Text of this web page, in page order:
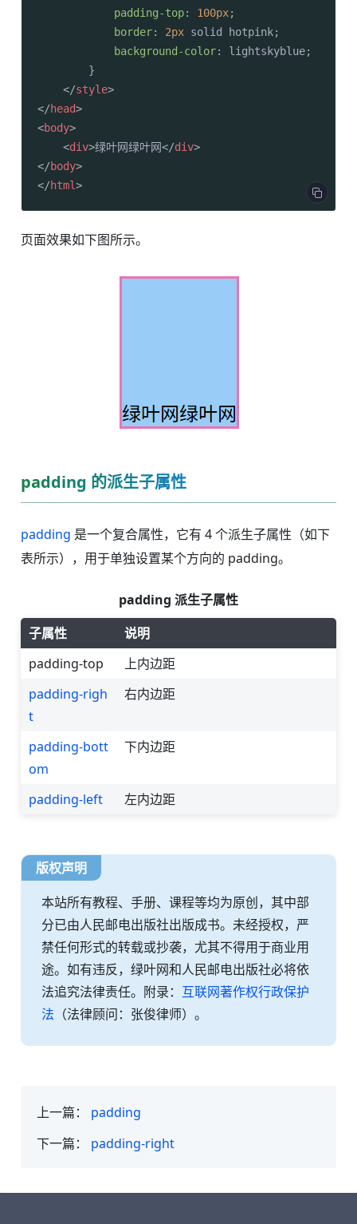
padding-top: 100px;
border: 2px solid hotpink;
background-color: lightskyblue;
        }
</style>
</head>
<body>
<div>绿叶网绿叶网</div>
</body>
</html>
页面效果如下图所示。
padding 的派生子属性
padding 是一个复合属性，它有 4 个派生子属性（如下
表所示），用于单独设置某个方向的 padding。
padding 派生子属性
子属性
说明
padding-top
上内边距
padding-righ
t
右内边距
padding-bott
om
下内边距
padding-left 左内边距
版权声明
本站所有教程、手册、课程等均为原创，其中部
分已由人民邮电出版社出版成书。未经授权，严
禁任何形式的转载或抄袭，尤其不得用于商业用
途。如有违反，绿叶网和人民邮电出版社必将依
法追究法律责任。附录： 互联网著作权行政保护
法 （法律顾问：张俊律师）。
上一篇： padding
下一篇： padding-right